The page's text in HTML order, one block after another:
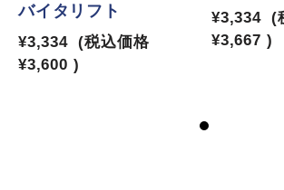
バイタリフト
¥3,334 (税込価格
¥3,600 )
¥3,334 (
¥3,667 )